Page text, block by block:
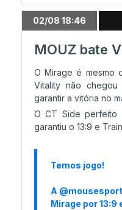
FURIA avança
25/07 11:28
Astralis e FURIA
24/07 19:55
02/08 18:46
MOUZ bate
O Mirage é mesmo
Vitality não
garantir a vitória no
O CT Side perfeito
garantiu o 13:9 e
Temos jogo!
A
Mirage por 13:9